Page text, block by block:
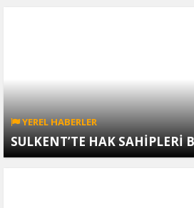
YEREL HABERLER
SULKENT’TE HAK SAHİPLERİ